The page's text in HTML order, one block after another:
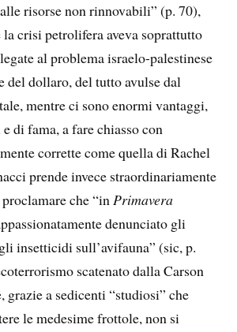
risorse non rinnovabili” (p. 70),
la crisi petrolifera aveva soprattutto
al problema israelo-palestinese
del dollaro, del tutto avulse dal
mentre ci sono enormi vantaggi,
di fama, a fare chiasso con
corrette come quella di Rachel
prende invece straordinariamente
che “inPrimavera
denunciato gli
insetticidi sull’avifauna” (sic, p.
scatenato dalla Carson
grazie a sedicenti “studiosi” che
le medesime frottole, non si